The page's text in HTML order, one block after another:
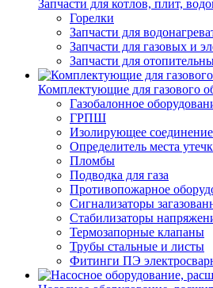
Запчасти для котлов, плит,
Горелки
Запчасти для
Запчасти для газовых и
Запчасти для
Комплектующие для газового
Газобалонное
ГРПШ
Изолирующее соединение
Определитель места
Пломбы
Подводка для газа
Противопожарное
Сигнализаторы
Стабилизаторы
Термозапорные клапаны
Трубы стальные и листы
Фитинги ПЭ